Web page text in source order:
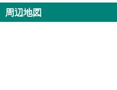
周辺地図